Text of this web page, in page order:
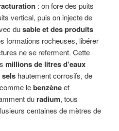
: on fore des puits
vertical, puis on injecte de
dusable et des produits
formations rocheuses, libérer
ne se referment. Cette
millions de litres d’eaux
sels hautement corrosifs, de
lebenzèneet
du radium, tous
centaines de mètres de